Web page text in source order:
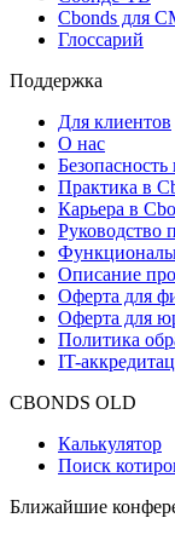
Новости
Research Hub
Cbonds Review
Сбондс-ТВ
Глоссарий
Поддержка
Для клиентов
О нас
Практика в
Карьера в
Руководство
Описание
Оферта для
Оферта для
IT-